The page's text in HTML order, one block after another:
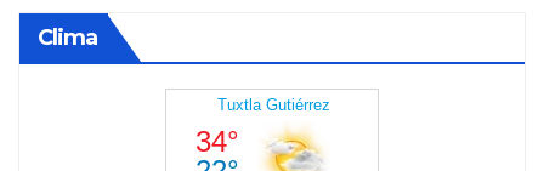
Clima